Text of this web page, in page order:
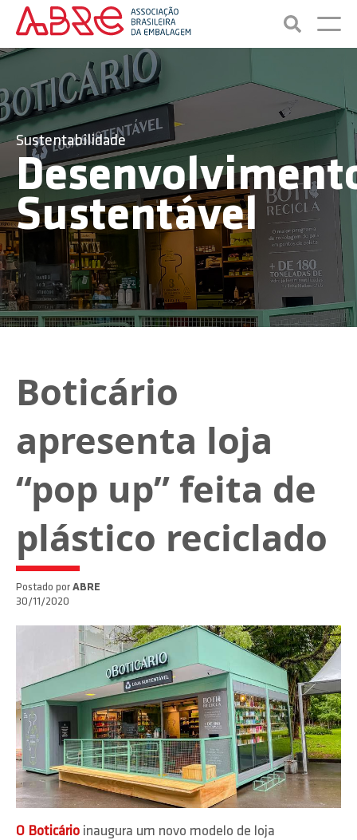
Sustentabilidade
Sustentável
Boticário
apresenta loja
“pop up” feita de
plástico reciclado
Postado por ABRE
30/11/2020
O Boticário inaugura um novo modelo de loja